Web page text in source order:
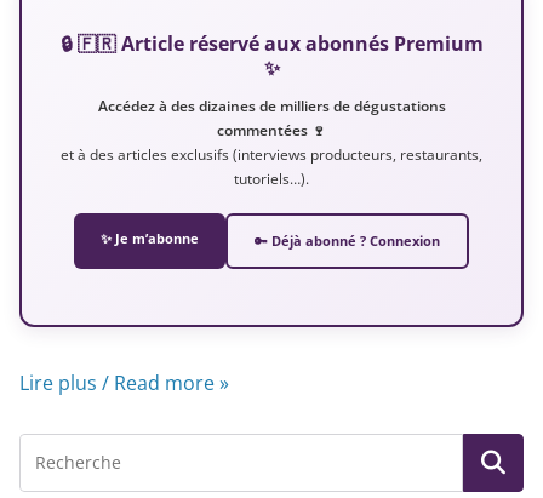
🔒 🇫🇷 Article réservé aux abonnés Premium
✨
Accédez à des dizaines de milliers de dégustations
commentées 🍷
et à des articles exclusifs (interviews producteurs, restaurants,
tutoriels…).
✨ Je m’abonne 🔑 Déjà abonné ? Connexion
Lire plus / Read more »